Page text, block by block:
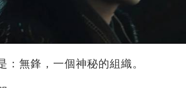
：無鋒，一個神秘的組織。